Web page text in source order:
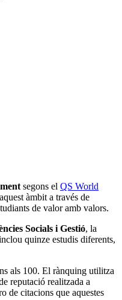
segons el QS World
àmbit a través de
de valor amb valors.
Socials i Gestió, la
quinze estudis diferents,
als 100. El rànquing utilitza
reputació realitzada a
de citacions que aquestes